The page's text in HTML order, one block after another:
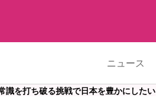
ニュース
識を打ち破る挑戦で日本を豊かにしたい